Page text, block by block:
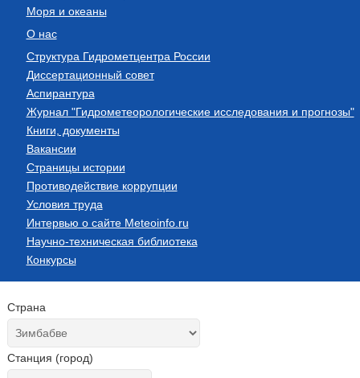
Моря и океаны
О нас
Структура Гидрометцентра России
Диссертационный совет
Аспирантура
Журнал "Гидрометеорологические исследования и прогнозы"
Книги, документы
Вакансии
Страницы истории
Противодействие коррупции
Условия труда
Интервью о сайте Meteoinfo.ru
Научно-техническая библиотека
Конкурсы
Страна
Станция (город)